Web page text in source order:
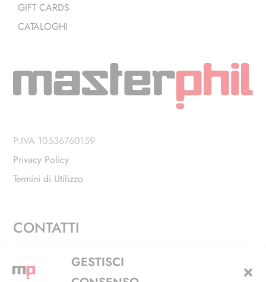
GESTISCI
GIFT CARDS
CATALOGHI
P.IVA 10536760159
Privacy Policy
Termini di Utilizzo
CONTATTI
Via Alfieri, 27 - Trezzano Sul Naviglio (MI)
+39 02 4846 3155